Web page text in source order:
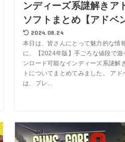
ンディーズ系謎解きア
ソフトまとめ【アドベ
2024.08.24
本日は、皆さんにとって魅力的な情
に、【2024年版】手ごろな値段で遊
ンロード可能なインディーズ系謎解
トについてまとめてみました。 アド
は、プレ...